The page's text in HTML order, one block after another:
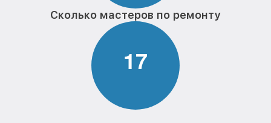
Сколько мастеров по ремонту
17